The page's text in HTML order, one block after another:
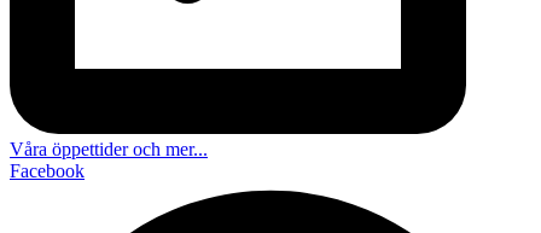
Våra öppettider och mer...
Facebook